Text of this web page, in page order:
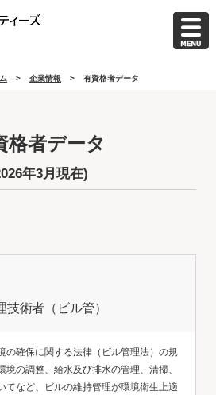
企業情報 有資格者データ
格者データ
年3月現在)
術者（ビル管）
の確保に関する法律（ビル管理法）の規
境の調整、給水及び排水の管理、清掃、
てなど、ビルの維持管理が環境衛生上適